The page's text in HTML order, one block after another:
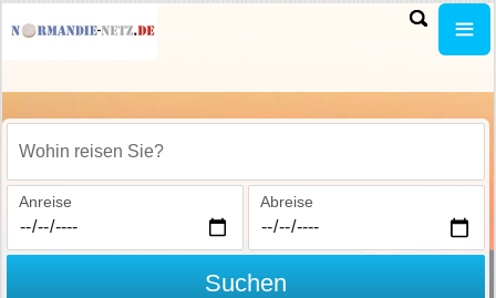
Wohin reisen Sie?
Anreise Abreise
Suchen